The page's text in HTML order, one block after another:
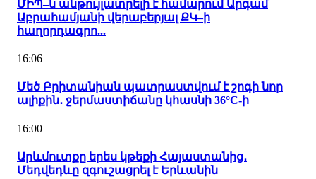
ՄԻՊ–ն անթույլատրելի է համարում Արգամ
Աբրահամյանի վերաբերյալ ՔԿ–ի
հաղորդագրո...
16:06
Մեծ Բրիտանիան պատրաստվում է շոգի նոր
ալիքին․ ջերմաստիճանը կհասնի 36°C-ի
16:00
Արևմուտքը երես կթեքի Հայաստանից․
Մեդվեդևը զգուշացրել է Երևանին